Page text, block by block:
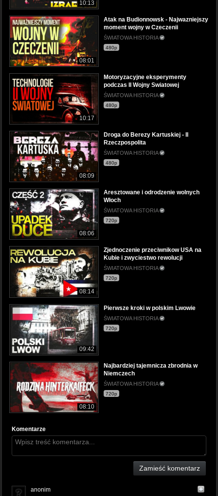
10:13
08:01
Atak na Budionnowsk - Najwazniejszy
moment wojny w Czeczenii
ŚWIATOWA HISTORIA
480p
10:17
Motoryzacyjne eksperymenty
podczas II Wojny Swiatowej
ŚWIATOWA HISTORIA
480p
08:09
Droga do Berezy Kartuskiej - II
Rzeczpospolita
ŚWIATOWA HISTORIA
480p
08:06
Aresztowane i odrodzenie wolnych
Włoch
ŚWIATOWA HISTORIA
720p
08:14
Zjednoczenie przeciwnikow USA na
Kubie i zwyciestwo rewolucji
ŚWIATOWA HISTORIA
720p
09:42
Pierwsze kroki w polskim Lwowie
ŚWIATOWA HISTORIA
720p
08:10
Najbardziej tajemnicza zbrodnia w
Niemczech
ŚWIATOWA HISTORIA
720p
Komentarze
Zamieść komentarz
anonim